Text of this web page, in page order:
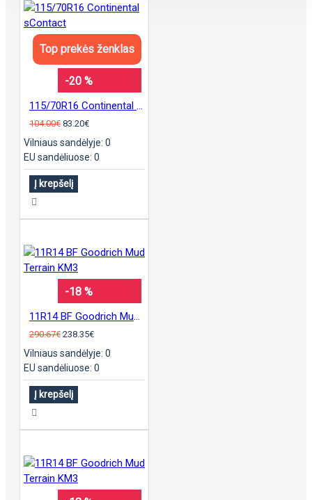
Top prekės ženklas
-20 %
104.00€ 83.20€
Vilniaus sandėlyje: 0
EU sandėliuose: 0
Į krepšelį
-18 %
290.67€ 238.35€
Vilniaus sandėlyje: 0
EU sandėliuose: 0
Į krepšelį